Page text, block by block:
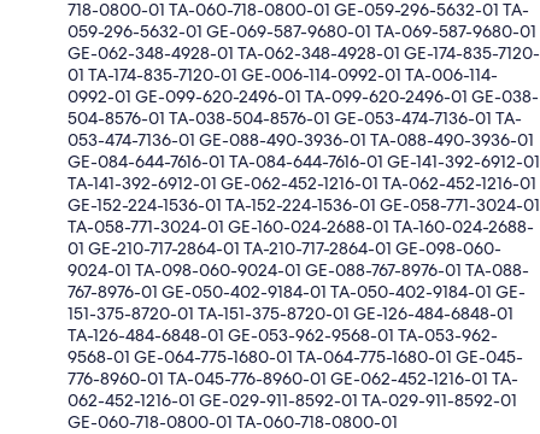
718-0800-01 TA-060-718-0800-01 GE-059-296-5632-01 TA-
059-296-5632-01 GE-069-587-9680-01 TA-069-587-9680-01
GE-062-348-4928-01 TA-062-348-4928-01 GE-174-835-7120-
01 TA-174-835-7120-01 GE-006-114-0992-01 TA-006-114-
0992-01 GE-099-620-2496-01 TA-099-620-2496-01 GE-038-
504-8576-01 TA-038-504-8576-01 GE-053-474-7136-01 TA-
053-474-7136-01 GE-088-490-3936-01 TA-088-490-3936-01
GE-084-644-7616-01 TA-084-644-7616-01 GE-141-392-6912-01
TA-141-392-6912-01 GE-062-452-1216-01 TA-062-452-1216-01
GE-152-224-1536-01 TA-152-224-1536-01 GE-058-771-3024-01
TA-058-771-3024-01 GE-160-024-2688-01 TA-160-024-2688-
01 GE-210-717-2864-01 TA-210-717-2864-01 GE-098-060-
9024-01 TA-098-060-9024-01 GE-088-767-8976-01 TA-088-
767-8976-01 GE-050-402-9184-01 TA-050-402-9184-01 GE-
151-375-8720-01 TA-151-375-8720-01 GE-126-484-6848-01
TA-126-484-6848-01 GE-053-962-9568-01 TA-053-962-
9568-01 GE-064-775-1680-01 TA-064-775-1680-01 GE-045-
776-8960-01 TA-045-776-8960-01 GE-062-452-1216-01 TA-
062-452-1216-01 GE-029-911-8592-01 TA-029-911-8592-01
GE-060-718-0800-01 TA-060-718-0800-01